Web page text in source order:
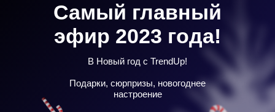
Самый главный
эфир 2023 года!
В Новый год с TrendUp!
Подарки, сюрпризы, новогоднее
настроение